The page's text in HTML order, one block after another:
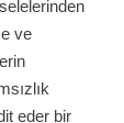
ve
eder bir